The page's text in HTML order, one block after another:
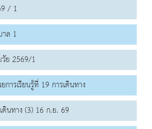
/ 1
ล 1
ย 2569/1
การเรียนรู้ที่ 19 การเดินทาง
ดินทาง (3) 16 ก.ย. 69